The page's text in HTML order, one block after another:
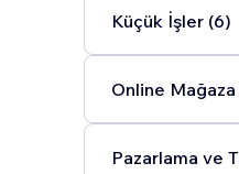
Küçük İşler (6)
Online Mağaza
Pazarlama ve